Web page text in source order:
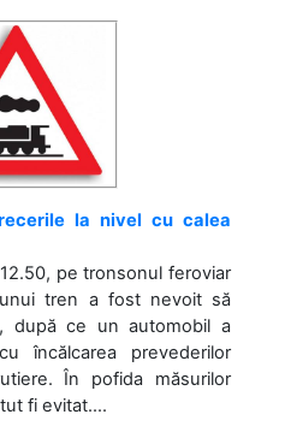
la nivel cu calea
pe tronsonul feroviar
unui tren a fost nevoit să
după ce un automobil a
încălcarea prevederilor
În pofida măsurilor
fi evitat....